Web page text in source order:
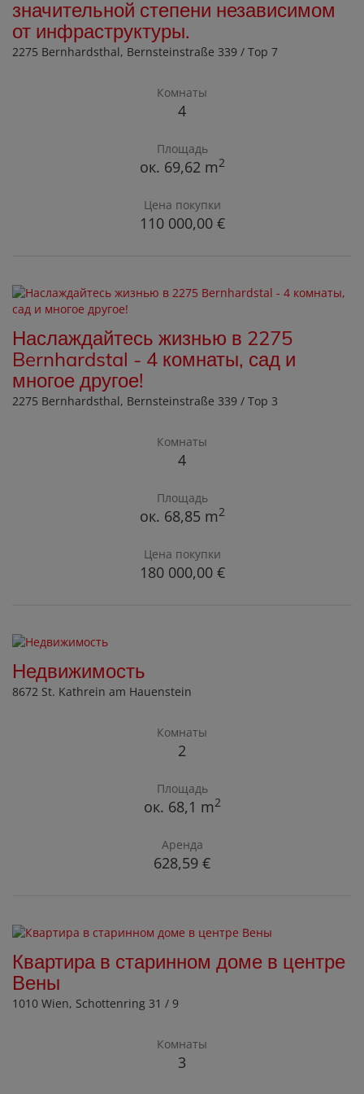
значительной степени независимом
от инфраструктуры.
2275 Bernhardsthal, Bernsteinstraße 339 / Top 7
Комнаты
4
Площадь
ок. 69,62 m2
Цена покупки
110 000,00 €
Наслаждайтесь жизнью в 2275
Bernhardstal - 4 комнаты, сад и
многое другое!
2275 Bernhardsthal, Bernsteinstraße 339 / Top 3
Комнаты
4
Площадь
ок. 68,85 m2
Цена покупки
180 000,00 €
Недвижимость
8672 St. Kathrein am Hauenstein
Комнаты
2
Площадь
ок. 68,1 m2
Аренда
628,59 €
Квартира в старинном доме в центре
Вены
1010 Wien, Schottenring 31 / 9
Комнаты
3